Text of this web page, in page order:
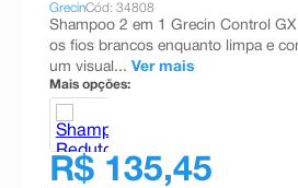
10ºshampoo
GrecinCód: 34808
Shampoo 2 em 1 Grecin Control
os fios brancos enquanto limpa e
um visual... Ver mais
Mais opções:
R$ 135,45